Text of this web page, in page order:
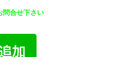
問合せ下さい